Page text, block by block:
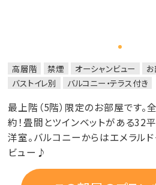
高層階 禁煙 オーシャンビュー
バストイレ別
バルコニー・テラス付き
最上階（5階）限定のお部屋です。
約！畳間とツインベットがある32
洋室。バルコニーからはエメラル
ビュー♪